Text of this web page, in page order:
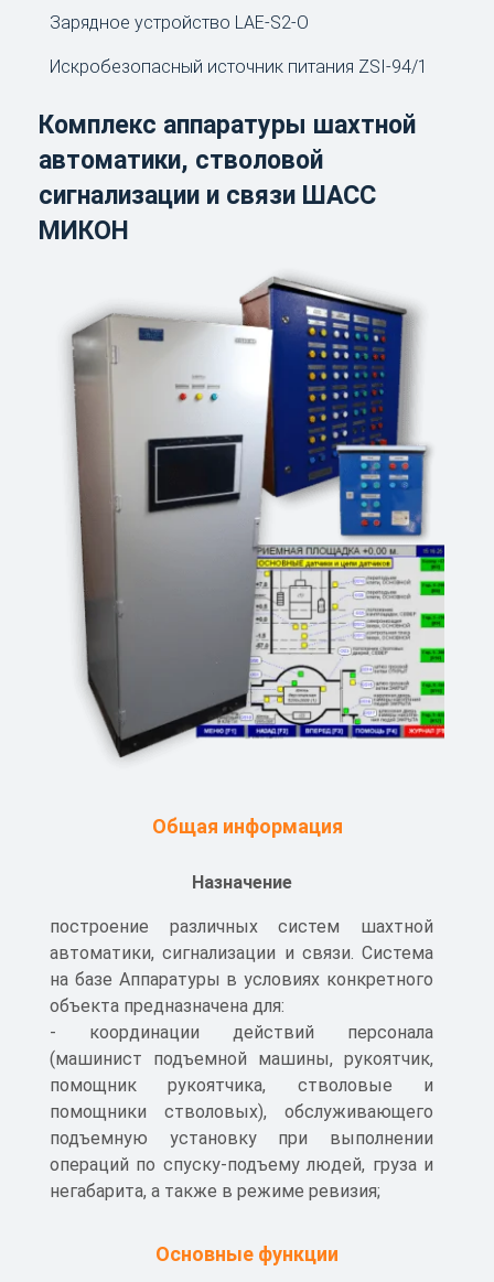
Зарядное устройство LAE-S2‑O
Искробезопасный источник питания ZSI-94/1
Комплекс аппаратуры шахтной
автоматики, стволовой
сигнализации и связи ШАСС
МИКОН
Общая информация
Назначение
построение различных систем шахтной
автоматики, сигнализации и связи. Система
на базе Аппаратуры в условиях конкретного
объекта предназначена для:
- координации действий персонала
(машинист подъемной машины, рукоятчик,
помощник рукоятчика, стволовые и
помощники стволовых), обслуживающего
подъемную установку при выполнении
операций по спуску-подъему людей, груза и
негабарита, а также в режиме ревизия;
информации, обнаружения предаварийных и
аварийных ситуаций, формирования
Основные функции